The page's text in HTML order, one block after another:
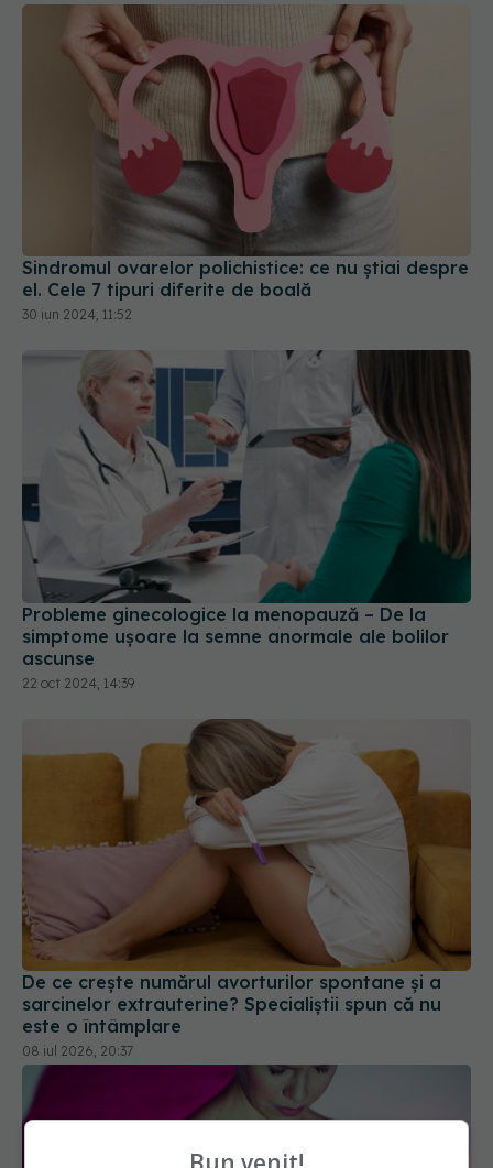
Sindromul ovarelor polichistice: ce nu știai despre
el. Cele 7 tipuri diferite de boală
30 iun 2024, 11:52
Probleme ginecologice la menopauză – De la
simptome ușoare la semne anormale ale bolilor
ascunse
22 oct 2024, 14:39
De ce crește numărul avorturilor spontane și a
sarcinelor extrauterine? Specialiștii spun că nu
este o întâmplare
08 iul 2026, 20:37